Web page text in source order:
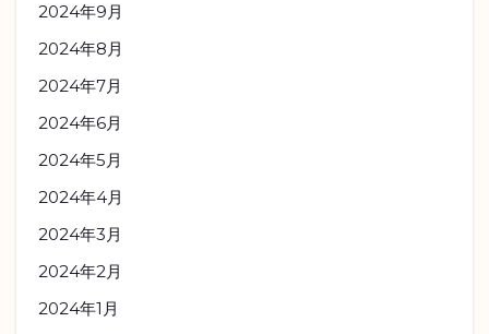
2024年9月
2024年8月
2024年7月
2024年6月
2024年5月
2024年4月
2024年3月
2024年2月
2024年1月